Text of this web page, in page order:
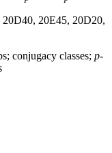
20D40, 20E45, 20D20,
conjugacy classes; p-